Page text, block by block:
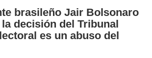
brasileño Jair Bolsonaro
decisión del Tribunal
es un abuso del